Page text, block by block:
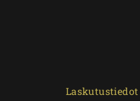
Laskutustiedot